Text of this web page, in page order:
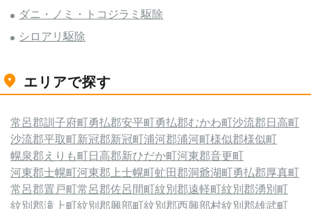
ダニ・ノミ・トコジラミ駆除
シロアリ駆除
エリアで探す
常呂郡訓子府町勇払郡安平町勇払郡むかわ町沙流郡日高町
沙流郡平取町新冠郡新冠町浦河郡浦河町様似郡様似町
幌泉郡えりも町日高郡新ひだか町河東郡音更町
河東郡士幌町河東郡上士幌町虻田郡洞爺湖町勇払郡厚真町
常呂郡置戸町常呂郡佐呂間町紋別郡遠軽町紋別郡湧別町
紋別郡滝上町紋別郡興部町紋別郡西興部村紋別郡雄武町